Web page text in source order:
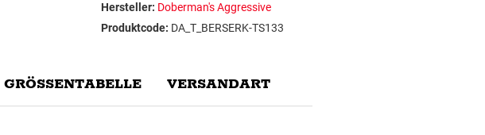
Hersteller: Doberman's Aggressive
Produktcode: DA_T_BERSERK-TS133
GRÖSSENTABELLE VERSANDART